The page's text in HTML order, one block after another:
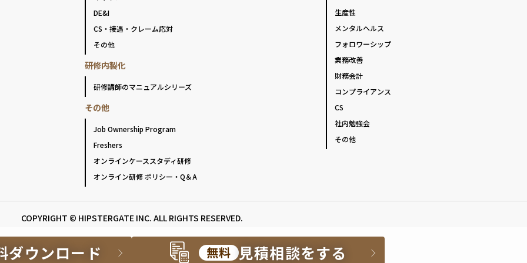
ダウンロード 無料 見積相談をする
DE&I
CS・接遇・クレーム応対
その他
研修内製化
研修講師のマニュアルシリーズ
その他
Job Ownership Program
Freshers
オンラインケーススタディ研修
オンライン研修 ポリシー・Q＆A
生産性
メンタルヘルス
フォロワーシップ
業務改善
財務会計
コンプライアンス
CS
社内勉強会
その他
COPYRIGHT © HIPSTERGATE INC. ALL RIGHTS RESERVED.